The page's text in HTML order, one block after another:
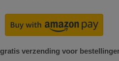
gratis verzending voor